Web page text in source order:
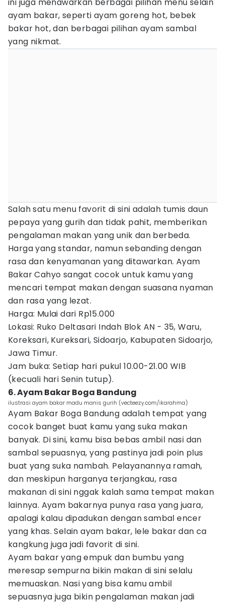
ayam bakar, seperti ayam goreng hot, bebek
bakar hot, dan berbagai pilihan ayam sambal
yang nikmat.
Salah satu menu favorit di sini adalah tumis daun
pepaya yang gurih dan tidak pahit, memberikan
pengalaman makan yang unik dan berbeda.
Harga yang standar, namun sebanding dengan
rasa dan kenyamanan yang ditawarkan. Ayam
Bakar Cahyo sangat cocok untuk kamu yang
mencari tempat makan dengan suasana nyaman
dan rasa yang lezat.
Harga: Mulai dari Rp15.000
Lokasi: Ruko Deltasari Indah Blok AN - 35, Waru,
Koreksari, Kureksari, Sidoarjo, Kabupaten Sidoarjo,
Jawa Timur.
Jam buka: Setiap hari pukul 10.00-21.00 WIB
(kecuali hari Senin tutup).
6. Ayam Bakar Boga Bandung
ilustrasi ayam bakar madu manis gurih (vecteezy.com/ikarahma)
Ayam Bakar Boga Bandung adalah tempat yang
cocok banget buat kamu yang suka makan
banyak. Di sini, kamu bisa bebas ambil nasi dan
sambal sepuasnya, yang pastinya jadi poin plus
buat yang suka nambah. Pelayanannya ramah,
dan meskipun harganya terjangkau, rasa
makanan di sini nggak kalah sama tempat makan
lainnya. Ayam bakarnya punya rasa yang juara,
apalagi kalau dipadukan dengan sambal encer
yang khas. Selain ayam bakar, lele bakar dan ca
kangkung juga jadi favorit di sini.
Ayam bakar yang empuk dan bumbu yang
meresap sempurna bikin makan di sini selalu
memuaskan. Nasi yang bisa kamu ambil
sepuasnya juga bikin pengalaman makan jadi